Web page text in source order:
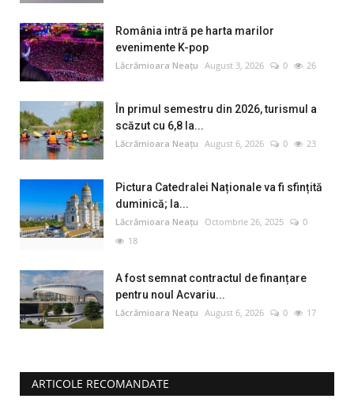
România intră pe harta marilor
evenimente K-pop
Lăcrămioara Neațu August 3, 2026 0 26
În primul semestru din 2026, turismul a
scăzut cu 6,8 la...
Lăcrămioara Neațu August 6, 2026 0 23
Pictura Catedralei Naționale va fi sfințită
duminică; la...
Lăcrămioara Neațu Octombrie 26, 2025
0
18
A fost semnat contractul de finanțare
pentru noul Acvariu...
Lăcrămioara Neațu August 6, 2026 0 17
ARTICOLE RECOMANDATE